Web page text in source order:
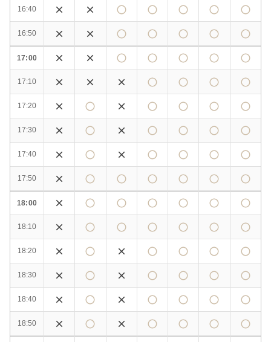
16:40
16:50
17:00
17:10
17:20
17:30
17:40
17:50
18:00
18:10
18:20
18:30
18:40
18:50